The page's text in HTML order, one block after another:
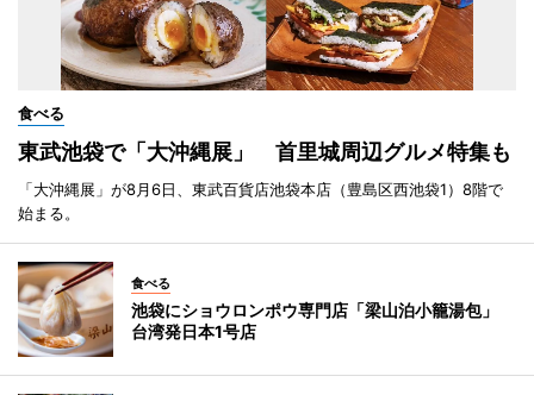
食べる
東武池袋で「大沖縄展」 首里城周辺グルメ特集も
「大沖縄展」が8月6日、東武百貨店池袋本店（豊島区西池袋1）8階で
始まる。
食べる
池袋にショウロンポウ専門店「梁山泊小籠湯包」
台湾発日本1号店